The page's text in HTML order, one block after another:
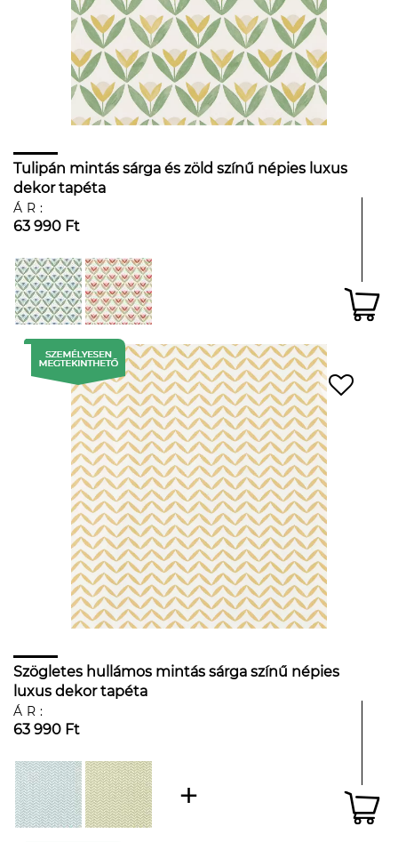
Tulipán mintás sárga és zöld színű népies luxus
dekor tapéta
ÁR:
63 990 Ft
Szögletes hullámos mintás sárga színű népies
luxus dekor tapéta
ÁR:
63 990 Ft